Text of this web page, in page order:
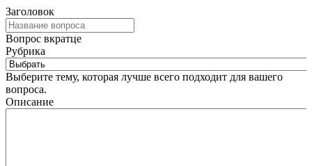
Заголовок
Вопрос вкратце
Рубрика
Выберите тему, которая лучше всего подходит для вашего
вопроса.
Описание